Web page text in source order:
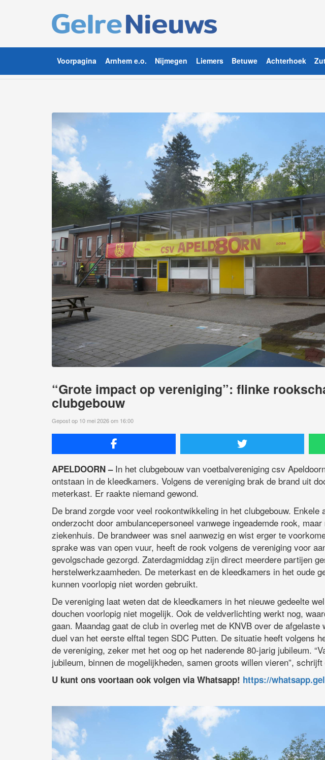
Voorpagina Arnhem e.o. Nijmegen Liemers Betuwe Achterhoek
“Grote impact op vereniging”: flinke
clubgebouw
Gepost op 10 mei 2026 om 16:00
APELDOORN –In het clubgebouw van voetbalvereniging csv
ontstaan in de kleedkamers. Volgens de vereniging brak de brand uit
meterkast. Er raakte niemand gewond.
De brand zorgde voor veel rookontwikkeling in het clubgebouw. Enkele
onderzocht door ambulancepersoneel vanwege ingeademde rook,
ziekenhuis. De brandweer was snel aanwezig en wist erger te
sprake was van open vuur, heeft de rook volgens de vereniging voor
gevolgschade gezorgd. Zaterdagmiddag zijn direct meerdere partijen
herstelwerkzaamheden. De meterkast en de kleedkamers in het oude
kunnen voorlopig niet worden gebruikt.
De vereniging laat weten dat de kleedkamers in het nieuwe gedeelte
douchen voorlopig niet mogelijk. Ook de veldverlichting werkt nog,
gaan. Maandag gaat de club in overleg met de KNVB over de afgelaste
duel van het eerste elftal tegen SDC Putten. De situatie heeft volgens
de vereniging, zeker met het oog op het naderende 80-jarig jubileum.
jubileum, binnen de mogelijkheden, samen groots willen vieren”,
U kunt ons voortaan ook volgen via Whatsapp! https://